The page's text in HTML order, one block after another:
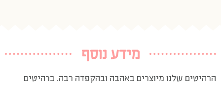
מידע נוסף
הרהיטים שלנו מיוצרים באהבה ובהקפדה רבה. ברהיטים